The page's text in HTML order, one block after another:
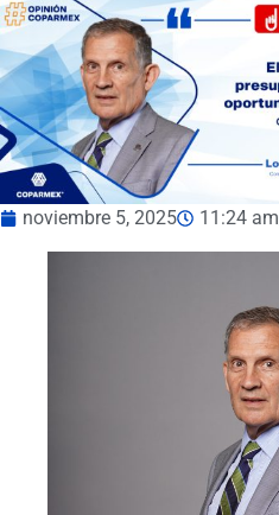
noviembre 5, 2025 11:24 am